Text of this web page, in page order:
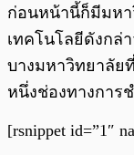
ก่อนหน้านี้ก็มีมห
เทคโนโลยีดังกล่
บางมหาวิทยาลัย
หนึ่งช่องทางการ
[rsnippet id=”1″